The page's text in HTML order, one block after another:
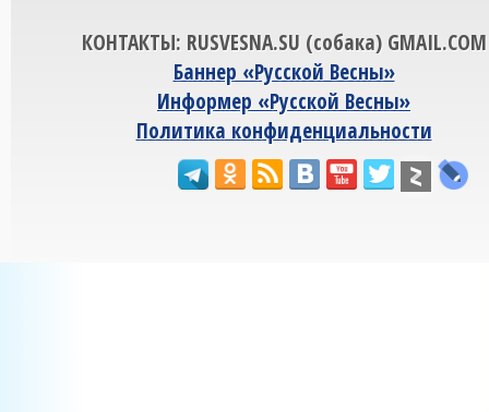
КОНТАКТЫ: RUSVESNA.SU (собака) GMAIL.COM
Баннер «Русской Весны»
Информер «Русской Весны»
Политика конфиденциальности